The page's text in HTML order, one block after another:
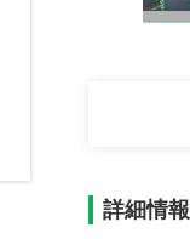
詳細情報